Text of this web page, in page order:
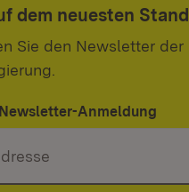
dem neuesten Stand
Sie den Newsletter der
Anmeldung